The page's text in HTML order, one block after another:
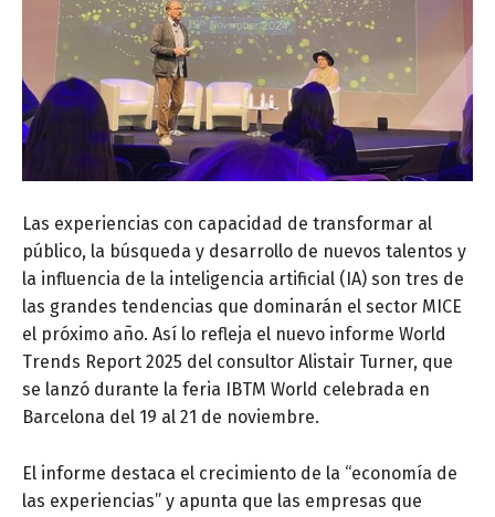
Las experiencias con capacidad de transformar al
público, la búsqueda y desarrollo de nuevos talentos y
la influencia de la inteligencia artificial (IA) son tres de
las grandes tendencias que dominarán el sector MICE
el próximo año. Así lo refleja el nuevo informe World
Trends Report 2025 del consultor Alistair Turner, que
se lanzó durante la feria IBTM World celebrada en
Barcelona del 19 al 21 de noviembre.
El informe destaca el crecimiento de la “economía de
las experiencias” y apunta que las empresas que